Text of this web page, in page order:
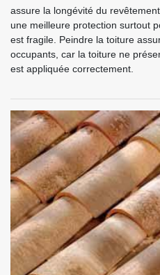
assure la longévité du
une meilleure protection surtout
est fragile. Peindre la toiture
occupants, car la toiture ne
est appliquée correctement.